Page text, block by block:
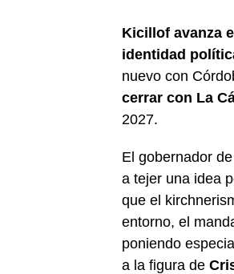
Kicillof avanza
identidad
nuevo con
cerrar con La
2027.
El gobernador
a tejer una idea
que el
entorno, el
poniendo
a la figura de